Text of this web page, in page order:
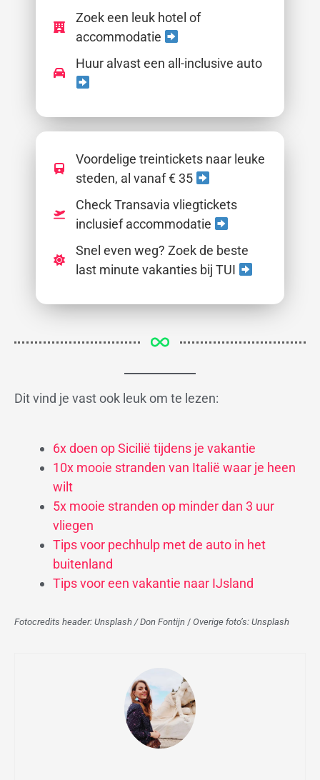
Zoek een leuk hotel of
accommodatie
Huur alvast een all-inclusive auto
Voordelige treintickets naar leuke
steden, al vanaf € 35
Check Transavia vliegtickets
inclusief accommodatie
Snel even weg? Zoek de beste
last minute vakanties bij TUI
Dit vind je vast ook leuk om te lezen:
6x doen op Sicilië tijdens je vakantie
10x mooie stranden van Italië waar je heen
wilt
5x mooie stranden op minder dan 3 uur
vliegen
Tips voor pechhulp met de auto in het
buitenland
Tips voor een vakantie naar IJsland
Fotocredits header: Unsplash / Don Fontijn / Overige foto’s: Unsplash